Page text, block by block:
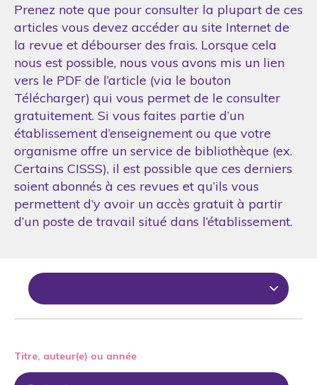
Prenez note que pour consulter la plupart de ces
articles vous devez accéder au site Internet de
la revue et débourser des frais. Lorsque cela
nous est possible, nous vous avons mis un lien
vers le PDF de l’article (via le bouton
Télécharger) qui vous permet de le consulter
gratuitement. Si vous faites partie d’un
établissement d’enseignement ou que votre
organisme offre un service de bibliothèque (ex.
Certains CISSS), il est possible que ces derniers
soient abonnés à ces revues et qu’ils vous
permettent d’y avoir un accès gratuit à partir
d’un poste de travail situé dans l’établissement.
Titre, auteur(e) ou année